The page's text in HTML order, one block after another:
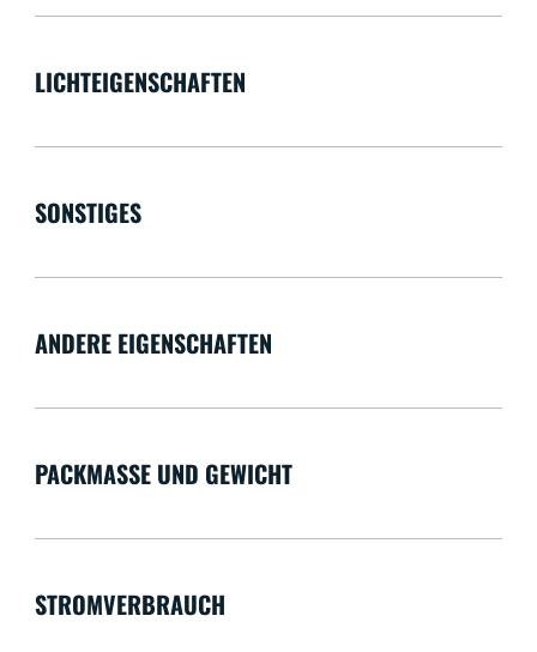
LICHTEIGENSCHAFTEN
SONSTIGES
ANDERE EIGENSCHAFTEN
PACKMASSE UND GEWICHT
STROMVERBRAUCH